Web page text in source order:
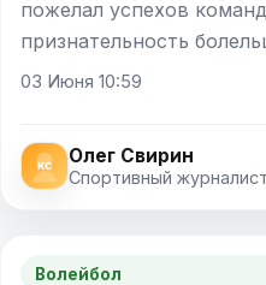
пожелал успехов
признательность
03 Июня 10:59
Олег Свирин
Спортивный журналист
Волейбол